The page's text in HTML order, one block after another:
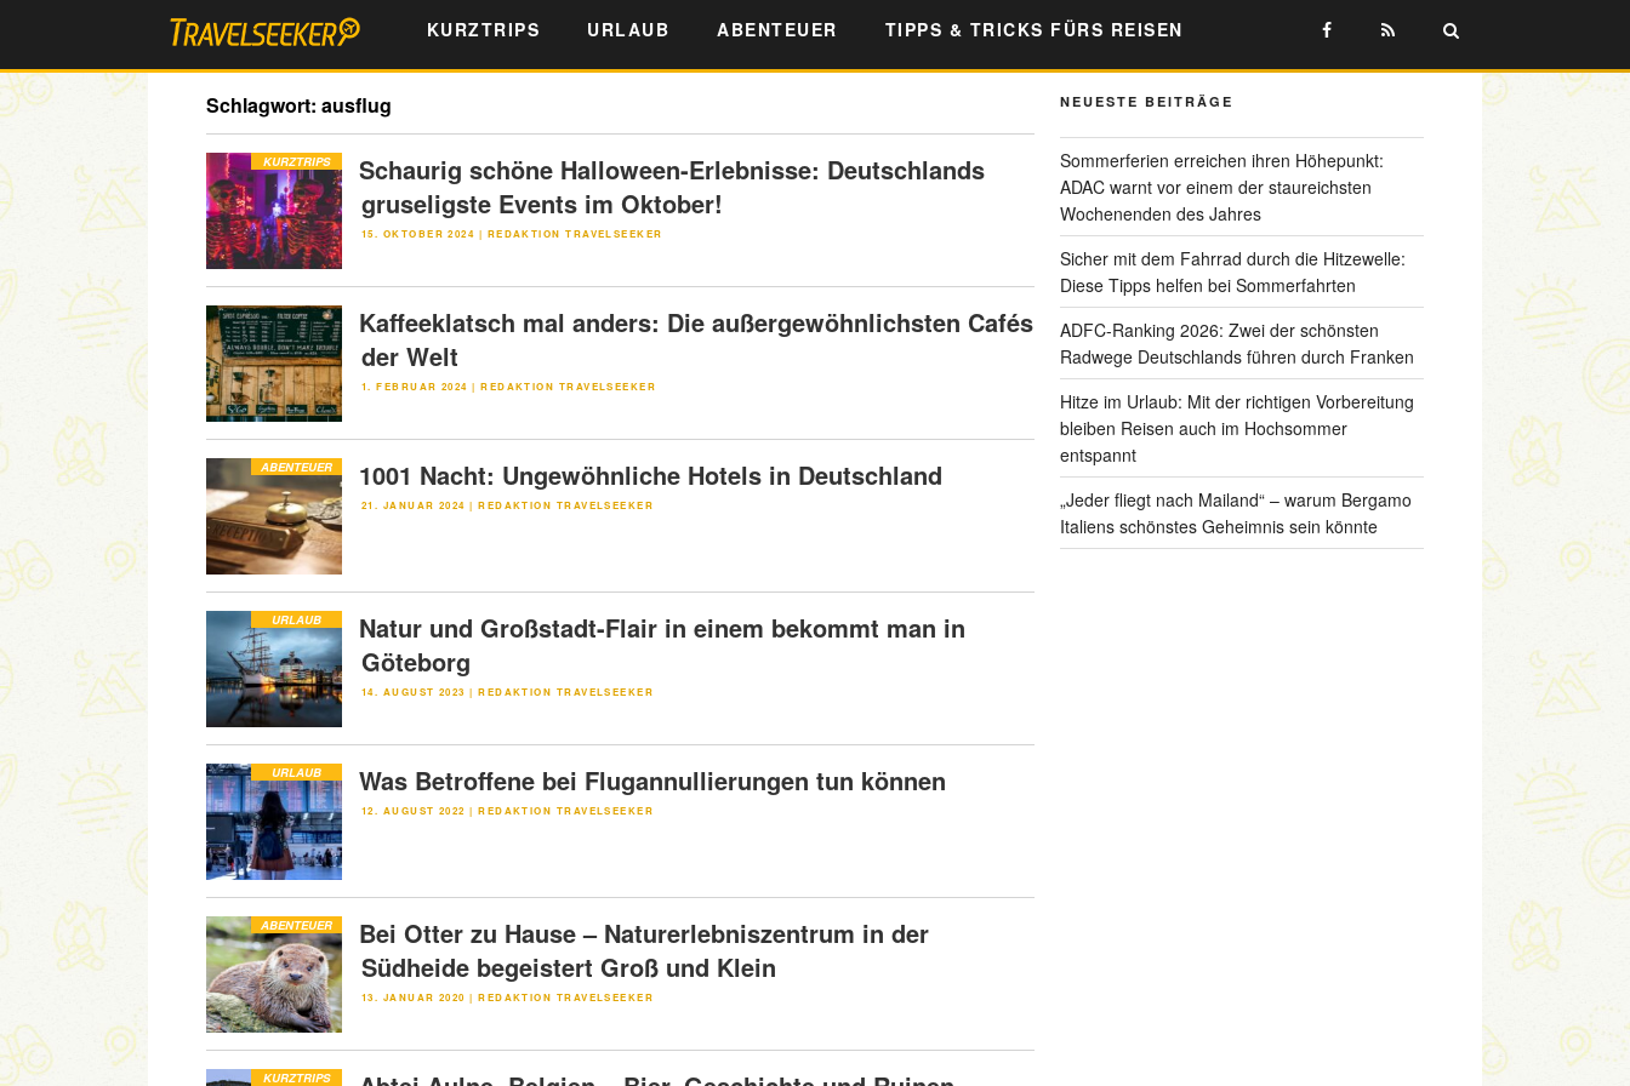
springen
KURZTRIPS URLAUB ABENTEUER TIPPS & TRICKS FÜRS REISEN
Schlagwort: ausflug
KURZTRIPS
Schaurig schöne Halloween-Erlebnisse: Deutschlands
gruseligste Events im Oktober!
VERÖFFENTLICHT
15. OKTOBER 2024 | REDAKTION TRAVELSEEKER
Kaffeeklatsch mal anders: Die außergewöhnlichsten Cafés
der Welt
VERÖFFENTLICHT
1. FEBRUAR 2024 |REDAKTION TRAVELSEEKER
ABENTEUER 1001 Nacht: Ungewöhnliche Hotels in Deutschland
VERÖFFENTLICHT
21. JANUAR 2024 |REDAKTION TRAVELSEEKER
URLAUB
Natur und Großstadt-Flair in einem bekommt man in
Göteborg
VERÖFFENTLICHT
14. AUGUST 2023 |REDAKTION TRAVELSEEKER
URLAUB Was Betroffene bei Flugannullierungen tun können
VERÖFFENTLICHT
12. AUGUST 2022 |REDAKTION TRAVELSEEKER
ABENTEUER
Bei Otter zu Hause – Naturerlebniszentrum in der
Südheide begeistert Groß und Klein
VERÖFFENTLICHT
13. JANUAR 2020 |REDAKTION TRAVELSEEKER
KURZTRIPS
NEUESTE BEITRÄGE
Sommerferien erreichen ihren Höhepunkt:
ADAC warnt vor einem der staureichsten
Wochenenden des Jahres
Sicher mit dem Fahrrad durch die Hitzewelle:
Diese Tipps helfen bei Sommerfahrten
ADFC-Ranking 2026: Zwei der schönsten
Radwege Deutschlands führen durch Franken
Hitze im Urlaub: Mit der richtigen Vorbereitung
bleiben Reisen auch im Hochsommer
entspannt
„Jeder fliegt nach Mailand“ – warum Bergamo
Italiens schönstes Geheimnis sein könnte